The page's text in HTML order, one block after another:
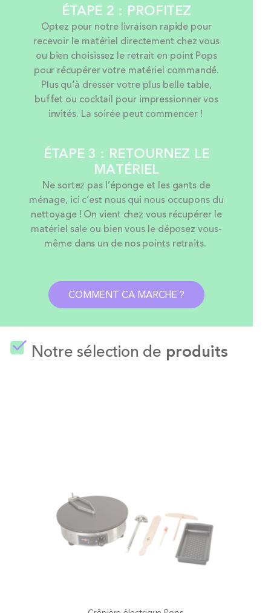
ÉTAPE 2 : PROFITEZ
Optez pour notre livraison rapide pour
recevoir le matériel directement chez vous
ou bien choisissez le retrait en point Pops
pour récupérer votre matériel commandé.
Plus qu’à dresser votre plus belle table,
buffet ou cocktail pour impressionner vos
invités. La soirée peut commencer !
ÉTAPE 3 : RETOURNEZ LE
MATÉRIEL
Ne sortez pas l’éponge et les gants de
ménage, ici c’est nous qui nous occupons du
nettoyage ! On vient chez vous récupérer le
matériel sale ou bien vous le déposez vous-
même dans un de nos points retraits.
COMMENT CA MARCHE ?
Notre sélection de produits